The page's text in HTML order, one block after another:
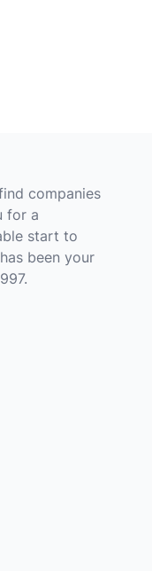
companies
for a
start to
been your